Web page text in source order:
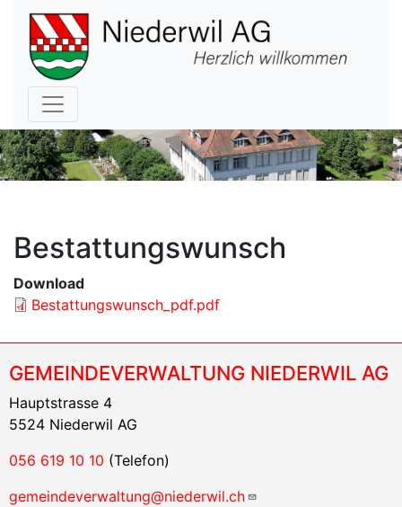
Hauptnavigation
Bestattungswunsch
Download
Bestattungswunsch_pdf.pdf
GEMEINDEVERWALTUNG NIEDERWIL AG
Hauptstrasse 4
5524 Niederwil AG
056 619 10 10 (Telefon)
gemeindeverwaltung@niederwil.ch